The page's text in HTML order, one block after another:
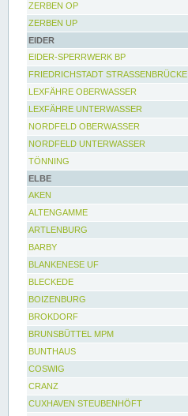
ZERBEN OP
ZERBEN UP
EIDER
EIDER-SPERRWERK BP
FRIEDRICHSTADT STRASSENBRÜCKE
LEXFÄHRE OBERWASSER
LEXFÄHRE UNTERWASSER
NORDFELD OBERWASSER
NORDFELD UNTERWASSER
TÖNNING
ELBE
AKEN
ALTENGAMME
ARTLENBURG
BARBY
BLANKENESE UF
BLECKEDE
BOIZENBURG
BROKDORF
BRUNSBÜTTEL MPM
BUNTHAUS
COSWIG
CRANZ
CUXHAVEN STEUBENHÖFT